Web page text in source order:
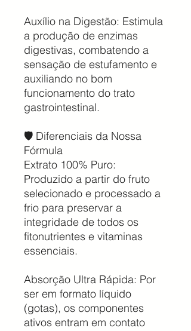
Auxílio na Digestão: Estimula
a produção de enzimas
digestivas, combatendo a
sensação de estufamento e
auxiliando no bom
funcionamento do trato
gastrointestinal.
🛡️ Diferenciais da Nossa
Fórmula
Extrato 100% Puro:
Produzido a partir do fruto
selecionado e processado a
frio para preservar a
integridade de todos os
fitonutrientes e vitaminas
essenciais.
Absorção Ultra Rápida: Por
ser em formato líquido
(gotas), os componentes
ativos entram em contato